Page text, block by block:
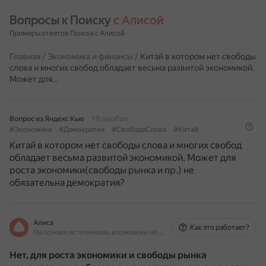
Вопросы к Поиску с Алисой
Примеры ответов Поиска с Алисой
Главная / Экономика и финансы / Китай в котором нет свободы
слова и многих свобод обладает весьма развитой экономикой.
Может для…
Вопрос из Яндекс Кью
19 декабря
#Экономика
#Демократия #СвободаСлова #Китай
Китай в котором нет свободы слова и многих свобод
обладает весьма развитой экономикой. Может для
роста экономики(свободы рынка и пр.) не
обязательна демократия?
Алиса
На основе источников, возможны неточности
Как это работает?
Нет, для роста экономики и свободы рынка